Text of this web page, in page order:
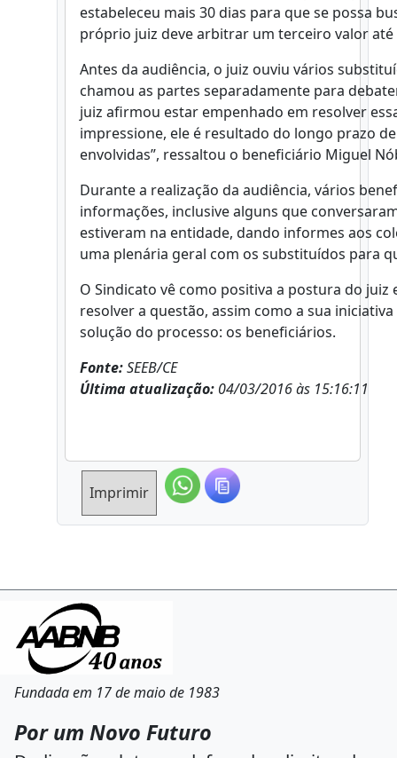
estabeleceu mais 30 dias para que se possa
próprio juiz deve arbitrar um terceiro valor
Antes da audiência, o juiz ouviu vários
chamou as partes separadamente para
juiz afirmou estar empenhado em resolver
impressione, ele é resultado do longo prazo
envolvidas”, ressaltou o beneficiário Miguel
Durante a realização da audiência, vários
informações, inclusive alguns que
estiveram na entidade, dando informes aos
uma plenária geral com os substituídos para
O Sindicato vê como positiva a postura do
resolver a questão, assim como a sua
solução do processo: os beneficiários.
Fonte:SEEB/CE
Última atualização: 04/03/2016 às 15:16:11
Imprimir
Fundada em 17 de maio de 1983
Por um Novo Futuro